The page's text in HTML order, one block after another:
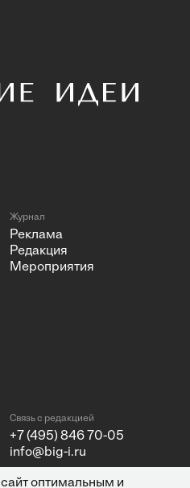
Журнал
Реклама
Редакция
Мероприятия
Связь с редакцией
+7 (495) 846 70-05
info@big-i.ru
оптимальным и